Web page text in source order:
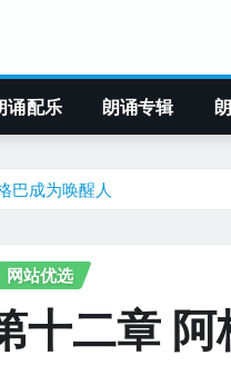
诵配乐 朗诵专辑
巴成为唤醒人
网站优选
十二章